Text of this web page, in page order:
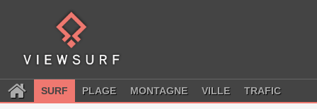
SURF PLAGE MONTAGNE VILLE TRAFIC